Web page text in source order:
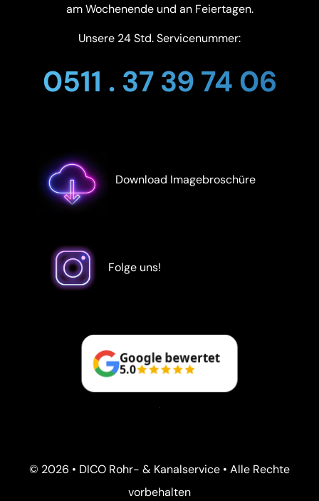
am Wochenende und an Feiertagen.
Unsere 24 Std. Servicenummer:
0511 . 37 39 74 06
Download Imagebroschüre
Folge uns!
Google bewertet
5.0
© 2026 • DICO Rohr- & Kanalservice • Alle Rechte
vorbehalten